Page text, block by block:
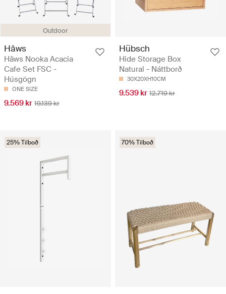
Outdoor
Hâws
Hâws Nooka Acacia
Cafe Set FSC -
Húsgögn
ONE SIZE
9.569 kr 19.139 kr
Hübsch
Hide Storage Box
Natural - Náttborð
30X20XH10CM
9.539 kr 12.719 kr
25% Tilboð 70% Tilboð